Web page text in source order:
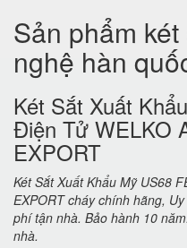
Sản phẩm
nghệ hàn
Két Sắt Xuất
Điện Tử WELKO
EXPORT
Két Sắt Xuất Khẩu Mỹ US68
EXPORT cháy chính hãng,
phí tận nhà. Bảo hành 10
nhà.